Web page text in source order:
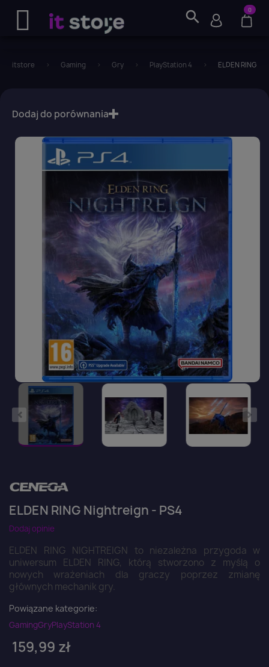
search 0
itstore Gaming Gry PlayStation 4 ELDEN RING
ELDEN RING Nightreign - PS4
Dodaj opinie
ELDEN RING NIGHTREIGN to niezależna przygoda w
uniwersum ELDEN RING, którą stworzono z myślą o
nowych wrażeniach dla graczy poprzez zmianę
głównych mechanik gry.
Powiązane kategorie:
GamingGryPlayStation 4
159,99 zł
Dodaj do porównania